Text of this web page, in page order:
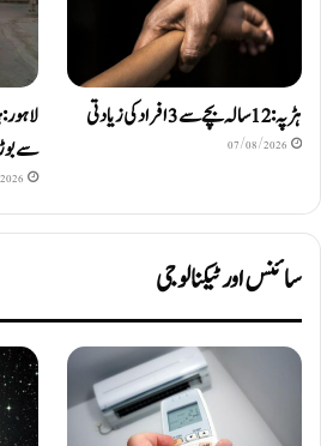
ہڑپہ: 12 سالہ بچے سے 3 افراد کی زیادتی
07/08/2026
سے
سائنس اور ٹیکنالوجی